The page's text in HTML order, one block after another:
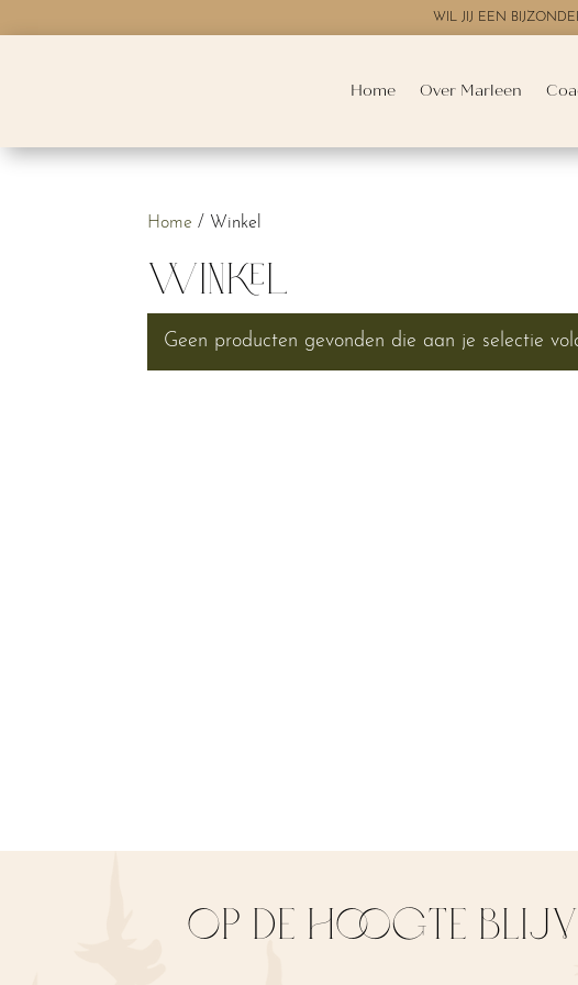
WIL JIJ EEN
Home Over Marleen
Home / Winkel
Winkel
Geen producten gevonden die aan je selectie
OP DE HOOGTE